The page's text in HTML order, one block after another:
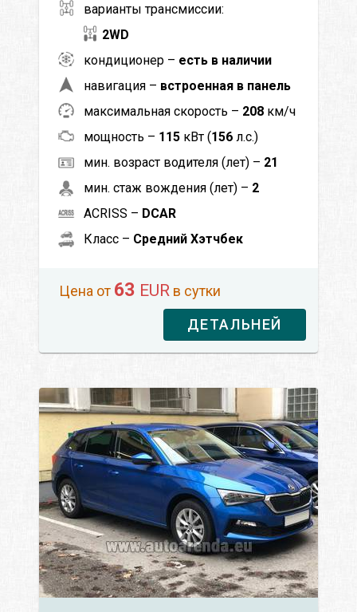
варианты трансмиссии:
2WD
кондиционер – есть в наличии
навигация – встроенная в панель
максимальная скорость – 208 км/ч
мощность – 115 кВт (156 л.с.)
мин. возраст водителя (лет) – 21
мин. стаж вождения (лет) – 2
ACRISS – DCAR
Класс – Средний Хэтчбек
Цена от 63 EUR в сутки
ДЕТАЛЬНЕЙ